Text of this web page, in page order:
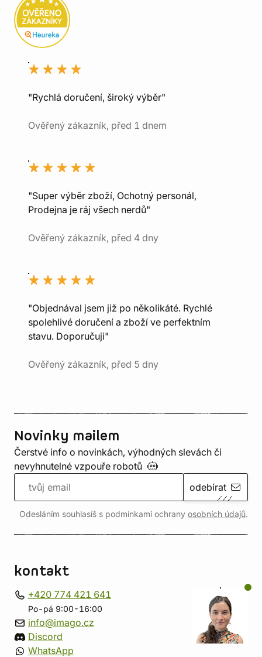
"Rychlá doručení, široký výběr"
Ověřený zákazník, před 1 dnem
"Super výběr zboží, Ochotný personál,
Prodejna je ráj všech nerdů"
Ověřený zákazník, před 4 dny
"Objednával jsem již po několikáté. Rychlé
spolehlivé doručení a zboží ve perfektním
stavu. Doporučuji"
Ověřený zákazník, před 5 dny
Novinky mailem
Čerstvé info o novinkách, výhodných slevách či
nevyhnutelné vzpouře robotů
odebírat
Odesláním souhlasíš s podmínkami ochrany osobních údajů.
kontakt
+420 774 421 641
Po-pá 9:00-16:00
info@imago.cz
Discord
WhatsApp